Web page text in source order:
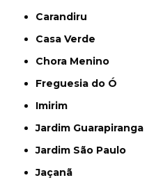
Carandiru
Casa Verde
Chora Menino
Freguesia do Ó
Imirim
Jardim Guarapiranga
Jardim São Paulo
Jaçanã